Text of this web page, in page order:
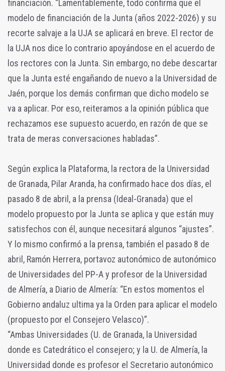
financiación. “Lamentablemente, todo confirma que el
modelo de financiación de la Junta (años 2022-2026) y su
recorte salvaje a la UJA se aplicará en breve. El rector de
la UJA nos dice lo contrario apoyándose en el acuerdo de
los rectores con la Junta. Sin embargo, no debe descartar
que la Junta esté engañando de nuevo a la Universidad de
Jaén, porque los demás confirman que dicho modelo se
va a aplicar. Por eso, reiteramos a la opinión pública que
rechazamos ese supuesto acuerdo, en razón de que se
trata de meras conversaciones habladas”.
Según explica la Plataforma, la rectora de la Universidad
de Granada, Pilar Aranda, ha confirmado hace dos días, el
pasado 8 de abril, a la prensa (Ideal-Granada) que el
modelo propuesto por la Junta se aplica y que están muy
satisfechos con él, aunque necesitará algunos “ajustes”.
Y lo mismo confirmó a la prensa, también el pasado 8 de
abril, Ramón Herrera, portavoz autonómico de autonómico
de Universidades del PP-A y profesor de la Universidad
de Almería, a Diario de Almería: “En estos momentos el
Gobierno andaluz ultima ya la Orden para aplicar el modelo
(propuesto por el Consejero Velasco)”.
“Ambas Universidades (U. de Granada, la Universidad
donde es Catedrático el consejero; y la U. de Almería, la
Universidad donde es profesor el Secretario autonómico